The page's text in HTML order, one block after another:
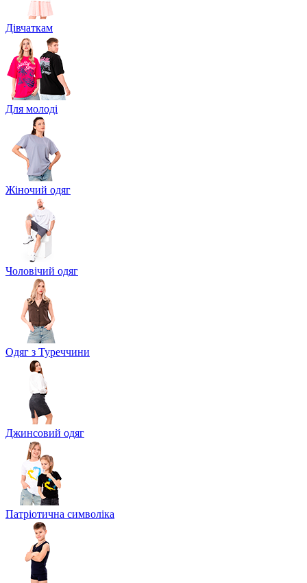
Дівчаткам
Для молоді
Жіночий одяг
Чоловічий одяг
Одяг з Туреччини
Джинсовий одяг
Патріотична символіка